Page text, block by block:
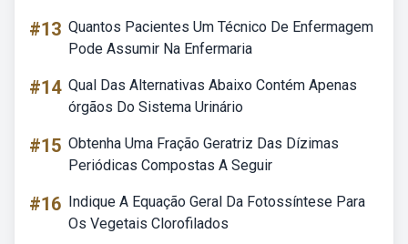
#13 Quantos Pacientes Um Técnico De Enfermagem
Pode Assumir Na Enfermaria
#14 Qual Das Alternativas Abaixo Contém Apenas
órgãos Do Sistema Urinário
#15 Obtenha Uma Fração Geratriz Das Dízimas
Periódicas Compostas A Seguir
#16 Indique A Equação Geral Da Fotossíntese Para
Os Vegetais Clorofilados